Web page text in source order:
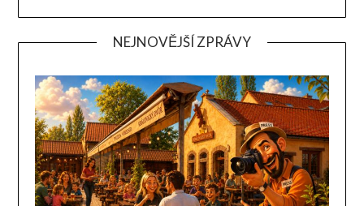
NEJNOVĚJŠÍ ZPRÁVY